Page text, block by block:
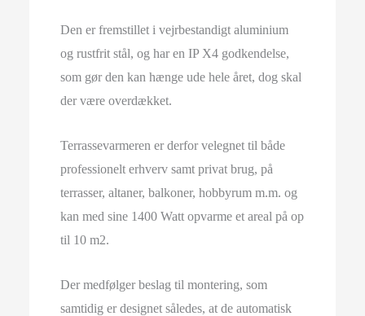
Den er fremstillet i vejrbestandigt aluminium
og rustfrit stål, og har en IP X4 godkendelse,
som gør den kan hænge ude hele året, dog skal
der være overdækket.
Terrassevarmeren er derfor velegnet til både
professionelt erhverv samt privat brug, på
terrasser, altaner, balkoner, hobbyrum m.m. og
kan med sine 1400 Watt opvarme et areal på op
til 10 m2.
Der medfølger beslag til montering, som
samtidig er designet således, at de automatisk